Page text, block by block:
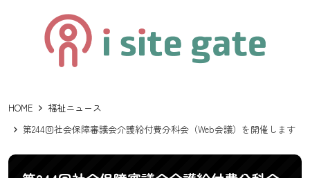
HOME
福祉ニュース
第244回社会保障審議会介護給付費分科会（Web会議）を開催します